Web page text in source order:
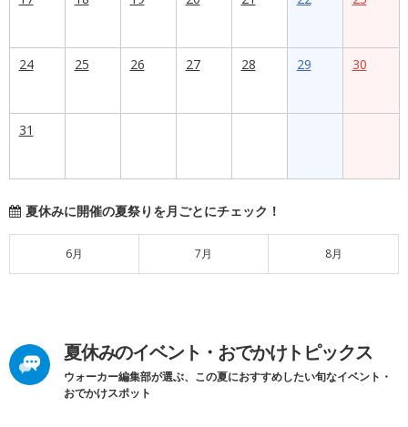
24 25 26 27 28 29 30
31
夏休みに開催の夏祭りを月ごとにチェック！
6月 7月 8月
夏休みのイベント・おでかけトピックス
ウォーカー編集部が選ぶ、この夏におすすめしたい旬なイベント・
おでかけスポット